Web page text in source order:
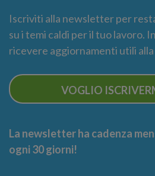
Iscriviti alla newsletter per
su i temi caldi per il tuo lavoro.
ricevere aggiornamenti utili
VOGLIO
La newsletter ha cadenza
ogni 30 giorni!